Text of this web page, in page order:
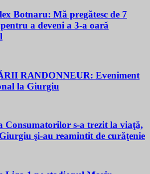
Botnaru: Mă pregătesc de 7
a deveni a 3-a oară
RANDONNEUR: Eveniment
la Giurgiu
Consumatorilor s-a trezit la viaţă,
şi-au reamintit de curăţenie